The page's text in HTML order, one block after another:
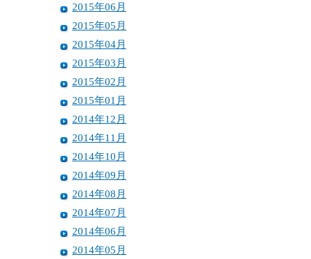
2015年06月
2015年05月
2015年04月
2015年03月
2015年02月
2015年01月
2014年12月
2014年11月
2014年10月
2014年09月
2014年08月
2014年07月
2014年06月
2014年05月